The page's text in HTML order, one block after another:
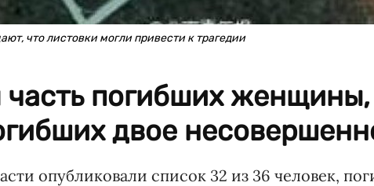
что листовки могли привести к трагедии
часть погибших
двое
опубликовали список 32 из 36 человек,